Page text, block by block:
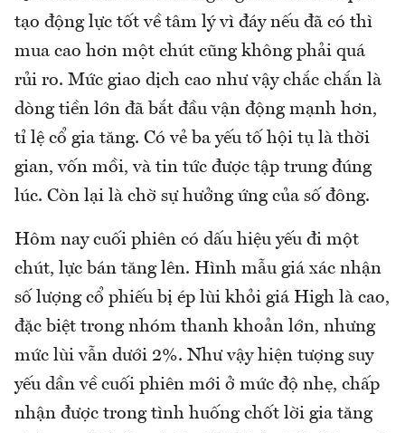
tạo động lực tốt về tâm lý vì đáy nếu đã có thì
mua cao hơn một chút cũng không phải quá
rủi ro. Mức giao dịch cao như vậy chắc chắn là
dòng tiền lớn đã bắt đầu vận động mạnh hơn,
tỉ lệ cổ gia tăng. Có vẻ ba yếu tố hội tụ là thời
gian, vốn mồi, và tin tức được tập trung đúng
lúc. Còn lại là chờ sự hưởng ứng của số đông.
Hôm nay cuối phiên có dấu hiệu yếu đi một
chút, lực bán tăng lên. Hình mẫu giá xác nhận
số lượng cổ phiếu bị ép lùi khỏi giá High là cao,
đặc biệt trong nhóm thanh khoản lớn, nhưng
mức lùi vẫn dưới 2%. Như vậy hiện tượng suy
yếu dần về cuối phiên mới ở mức độ nhẹ, chấp
nhận được trong tình huống chốt lời gia tăng